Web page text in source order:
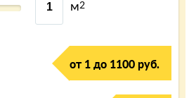
м2
от 1 до 1100 руб.